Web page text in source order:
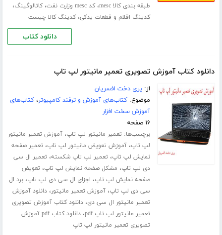
طبقه بندی کالا mesc
،کد mesc وزارت نفت ،کاتالوگینگ،
کدینگ اقلام و قطعات یدکی،کدینگ کالا چیست
دانلود کتاب
دانلود کتاب آموزش تصویری تعمیر مانیتور لپ تاپ
از:پری دخت افسریان
موضوع:کتاب‌های آموزش و ترفند کامپیوتر،کتاب‌های
آموزش سخت افزار
۱۶ صفحه
برچسب‌ها: تعمیر مانیتور لپ تاپ،آموزش تعمیر مانیتور
لپ تاپ،آموزش تعویض مانیتور لپ تاپ، تعمیر صفحه
نمایش لپ تاپ، تعمیر لپ تاپ شکسته، تعمیر ال سی
دی لپ تاپ، مشکل صفحه نمایش لپ تاپ، تعویض
صفحه نمایش لپ تاپ، اجزای ال سی دی لپ تاپ،برد ال
سی دی لپ تاپ،آموزش تعمیر مانیتور،دانلود آموزش
تعمیر مانیتور ال سی دی،دانلود کتاب آموزش تصویری
تعمیر مانیتور لپ تاپ pdf
،
دانلود کتاب pdf آموزش
تصویری تعمیر مانیتور لپ تاپ